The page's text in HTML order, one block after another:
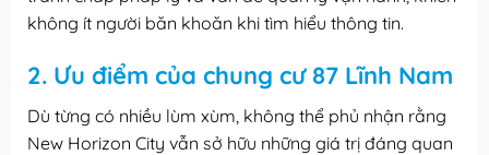
không ít người băn khoăn khi tìm hiểu thông tin.
2. Ưu điểm của chung cư 87 Lĩnh Nam
Dù từng có nhiều lùm xùm, không thể phủ nhận rằng
New Horizon City vẫn sở hữu những giá trị đáng quan